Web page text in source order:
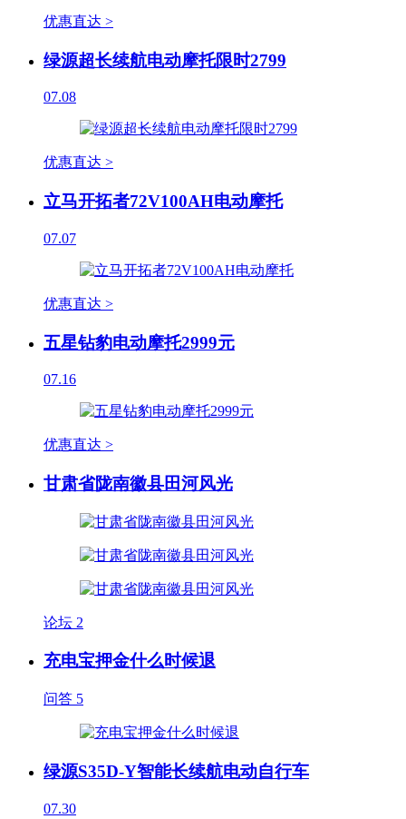
优惠直达 >
绿源超长续航电动摩托限时2799
07.08
优惠直达 >
立马开拓者72V100AH电动摩托
07.07
优惠直达 >
五星钻豹电动摩托2999元
07.16
优惠直达 >
甘肃省陇南徽县田河风光
论坛 2
充电宝押金什么时候退
问答 5
绿源S35D-Y智能长续航电动自行车
07.30